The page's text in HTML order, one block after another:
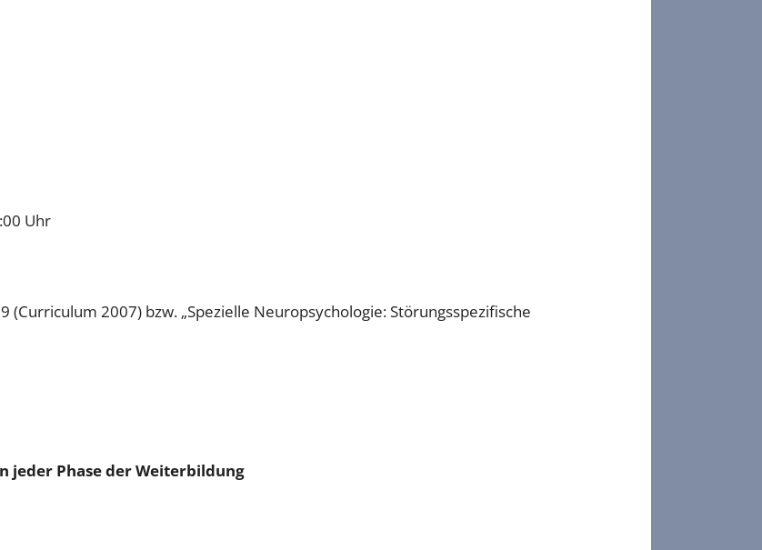
Uhr
(Curriculum 2007) bzw. „Spezielle Neuropsychologie: Störungsspezifische
jeder Phase der Weiterbildung